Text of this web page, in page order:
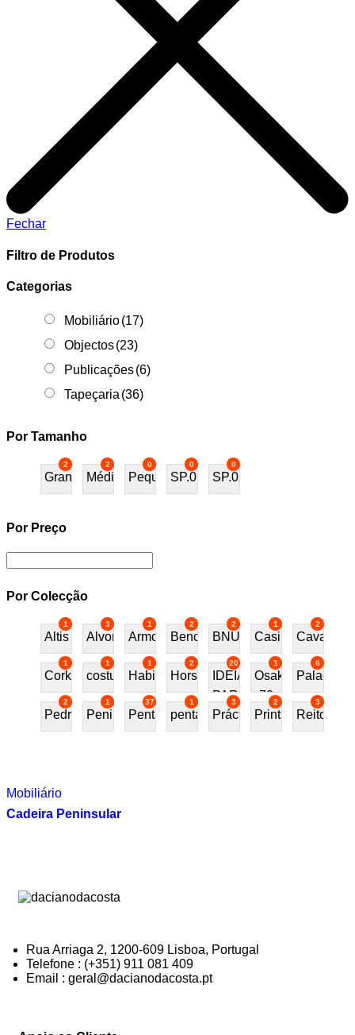
Fechar
Filtro de Produtos
Categorias
Mobiliário(17)
Objectos(23)
Publicações(6)
Tapeçaria (36)
Por Tamanho
2
Grande
2
Médio
0
Pequeno
0
SP.01
0
SP.02
Por Preço
Por Colecção
1
Altis
3
Alvor
1
Armchair
2
Bench
2
BNU
1
Casino
2
Cavalos
1
Cork
1
costureira
1
Habitat70
2
Horses
20
IDEIAS
PARA
PRESENTE
1
Osaka
70
6
Palace
2
Pedra
1
Peninsular
37
Penta
1
pentafurniture
3
Práctica
2
Prints
3
Reitoria
Mobiliário
Cadeira Peninsular
Rua Arriaga 2, 1200-609 Lisboa, Portugal
Telefone : (+351) 911 081 409
Email : geral@dacianodacosta.pt